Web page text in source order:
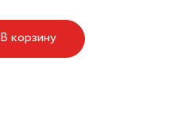
В корзину